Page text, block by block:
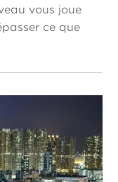
vous joue
ce que